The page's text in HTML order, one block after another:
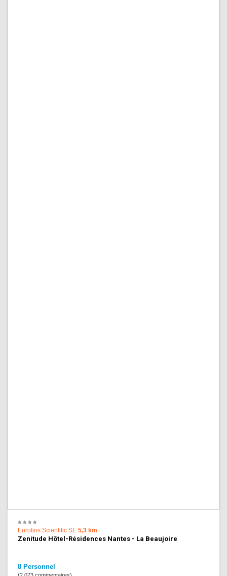
Eurofins Scientific SE 5,3 km
Zenitude Hôtel-Résidences Nantes - La Beaujoire
8 Personnel